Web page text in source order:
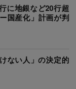
に地銀など20行超
国産化」計画が判
ない人」の決定的